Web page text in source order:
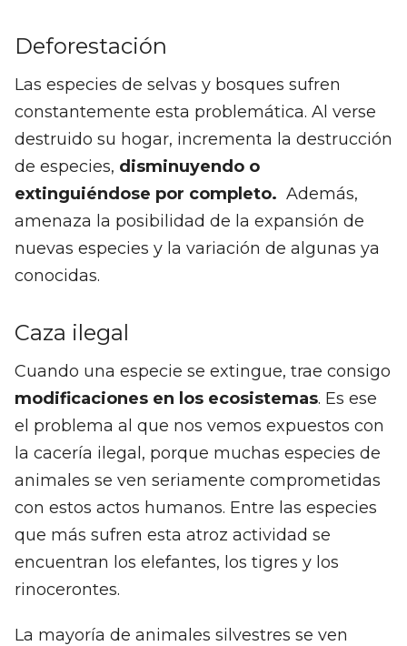
Deforestación
Las especies de selvas y bosques sufren
constantemente esta problemática. Al verse
destruido su hogar, incrementa la destrucción
de especies, disminuyendo o
extinguiéndose por completo. Además,
amenaza la posibilidad de la expansión de
nuevas especies y la variación de algunas ya
conocidas.
Caza ilegal
Cuando una especie se extingue, trae consigo
modificaciones en los ecosistemas. Es ese
el problema al que nos vemos expuestos con
la cacería ilegal, porque muchas especies de
animales se ven seriamente comprometidas
con estos actos humanos. Entre las especies
que más sufren esta atroz actividad se
encuentran los elefantes, los tigres y los
rinocerontes.
La mayoría de animales silvestres se ven